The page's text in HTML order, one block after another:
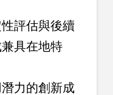
評估與後續
具在地特
力的創新成